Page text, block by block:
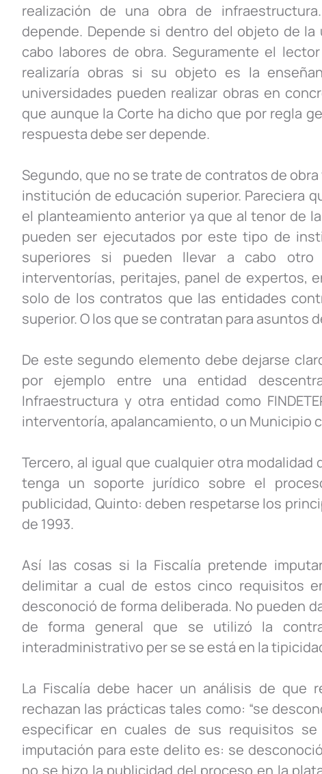
realización de una obra de
depende. Depende si dentro del objeto de
cabo labores de obra. Seguramente el
realizaría obras si su objeto es la
universidades pueden realizar obras en
que aunque la Corte ha dicho que por regla
respuesta debe ser depende.
Segundo, que no se trate de contratos de
institución de educación superior. Pareciera
el planteamiento anterior ya que al tenor de
pueden ser ejecutados por este tipo de
superiores si pueden llevar a cabo
interventorías, peritajes, panel de expertos,
solo de los contratos que las entidades
superior. O los que se contratan para asuntos
De este segundo elemento debe dejarse
por ejemplo entre una entidad
Infraestructura y otra entidad como
interventoría, apalancamiento, o un Municipio
Tercero, al igual que cualquier otra
tenga un soporte jurídico sobre el
publicidad, Quinto: deben respetarse los
de 1993.
Así las cosas si la Fiscalía pretende
delimitar a cual de estos cinco requisitos
desconoció de forma deliberada. No pueden
de forma general que se utilizó la
interadministrativo per se se está en la
La Fiscalía debe hacer un análisis de que
rechazan las prácticas tales como: “se
especificar en cuales de sus requisitos
imputación para este delito es: se
no se hizo la publicidad del proceso en la